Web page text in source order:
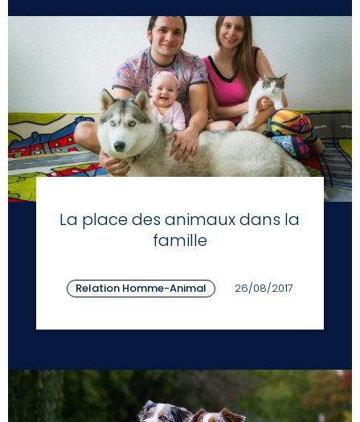
La place des animaux dans la
famille
Relation Homme-Animal 26/08/2017